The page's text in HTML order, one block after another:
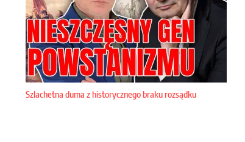
Szlachetna duma z historycznego braku rozsądku